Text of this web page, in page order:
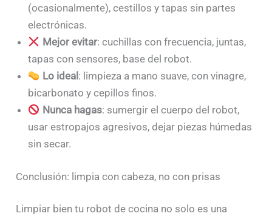
(ocasionalmente), cestillos y tapas sin partes
electrónicas.
Mejor evitar: cuchillas con frecuencia, juntas,
tapas con sensores, base del robot.
Lo ideal : limpieza a mano suave, con vinagre,
bicarbonato y cepillos finos.
Nunca hagas: sumergir el cuerpo del robot,
usar estropajos agresivos, dejar piezas húmedas
sin secar.
Conclusión: limpia con cabeza, no con prisas
Limpiar bien tu robot de cocina no solo es una